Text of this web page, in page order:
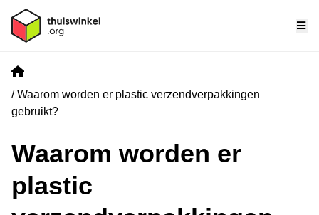
Home
Waarom worden er plastic verzendverpakkingen
gebruikt?
Waarom worden er
plastic